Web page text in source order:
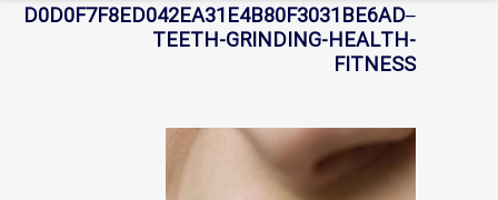
D0D0F7F8ED042EA31E4B80F3031BE6AD–
TEETH-GRINDING-HEALTH-
FITNESS